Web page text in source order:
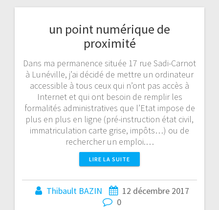
un point numérique de
proximité
Dans ma permanence située 17 rue Sadi-Carnot
à Lunéville, j’ai décidé de mettre un ordinateur
accessible à tous ceux qui n’ont pas accès à
Internet et qui ont besoin de remplir les
formalités administratives que l’Etat impose de
plus en plus en ligne (pré-instruction état civil,
immatriculation carte grise, impôts…) ou de
rechercher un emploi.…
LIRE LA SUITE
Thibault BAZIN
12 décembre 2017
0